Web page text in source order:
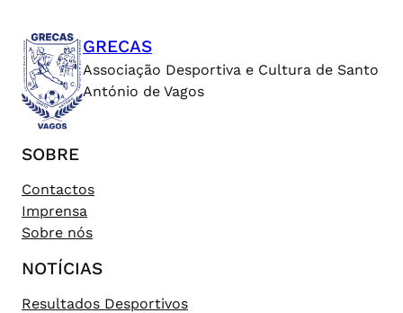
GRECAS
Associação Desportiva e Cultura de Santo
António de Vagos
SOBRE
Contactos
Imprensa
Sobre nós
NOTÍCIAS
Resultados Desportivos